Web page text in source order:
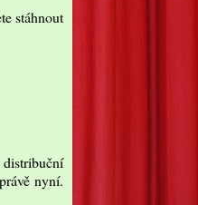
stáhnout
nyní.